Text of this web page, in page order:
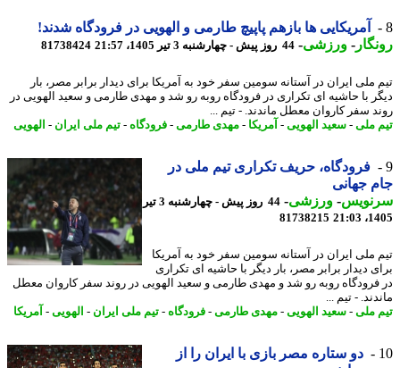
آمریکایی ها بازهم پاپیچ طارمی و الهویی در فرودگاه شدند!
-ورزشی-44 روز پیش - چهارشنبه 3 تیر 1405، 21:57 81738424
ملی ایران در آستانه سومین سفر خود به آمریکا برای دیدار برابر مصر، بار
با حاشیه ای تکراری در فرودگاه روبه رو شد و مهدی طارمی و سعید الهویی در
سفر کاروان معطل ماندند. - تیم ...
ملی -سعید الهویی-آمریکا- مهدی طارمی-فرودگاه-تیم ملی ایران - الهویی
فرودگاه، حریف تکراری تیم ملی در
جهانی
-ورزشی-
44 روز پیش - چهارشنبه 3 تیر
81738215
ملی ایران در آستانه سومین سفر خود به آمریکا
دیدار برابر مصر، بار دیگر با حاشیه ای تکراری
روبه رو شد و مهدی طارمی و سعید الهویی در روند سفر کاروان معطل
- تیم ...
ملی -سعید الهویی-مهدی طارمی-فرودگاه-تیم ملی ایران - الهویی-آمریکا
دو ستاره مصر بازی با ایران را از